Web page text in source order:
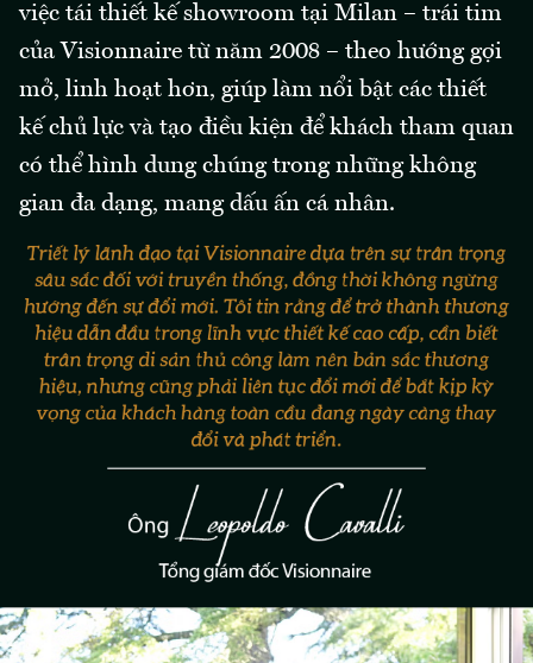
việc tái thiết kế showroom tại Milan – trái tim
của Visionnaire từ năm 2008 – theo hướng gợi
mở, linh hoạt hơn, giúp làm nổi bật các thiết
kế chủ lực và tạo điều kiện để khách tham quan
có thể hình dung chúng trong những không
gian đa dạng, mang dấu ấn cá nhân.